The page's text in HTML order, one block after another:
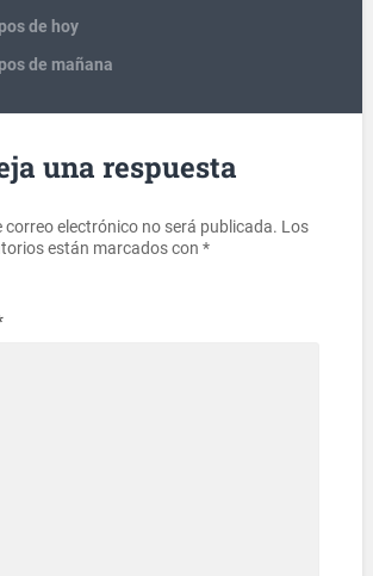
de hoy
de mañana
una respuesta
correo electrónico no será publicada. Los
están marcados con *